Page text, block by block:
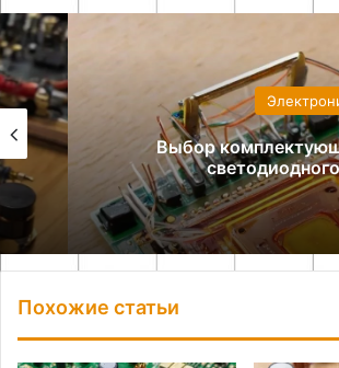
Электроника
Выбор комплектующих для
светодиодного
Похожие статьи